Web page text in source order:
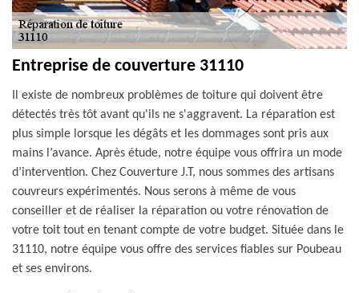
Entreprise de couverture 31110
Il existe de nombreux problèmes de toiture qui doivent être
détectés très tôt avant qu'ils ne s'aggravent. La réparation est
plus simple lorsque les dégâts et les dommages sont pris aux
mains l’avance. Après étude, notre équipe vous offrira un mode
d’intervention. Chez Couverture J.T, nous sommes des artisans
couvreurs expérimentés. Nous serons à même de vous
conseiller et de réaliser la réparation ou votre rénovation de
votre toit tout en tenant compte de votre budget. Située dans le
31110, notre équipe vous offre des services fiables sur Poubeau
et ses environs.